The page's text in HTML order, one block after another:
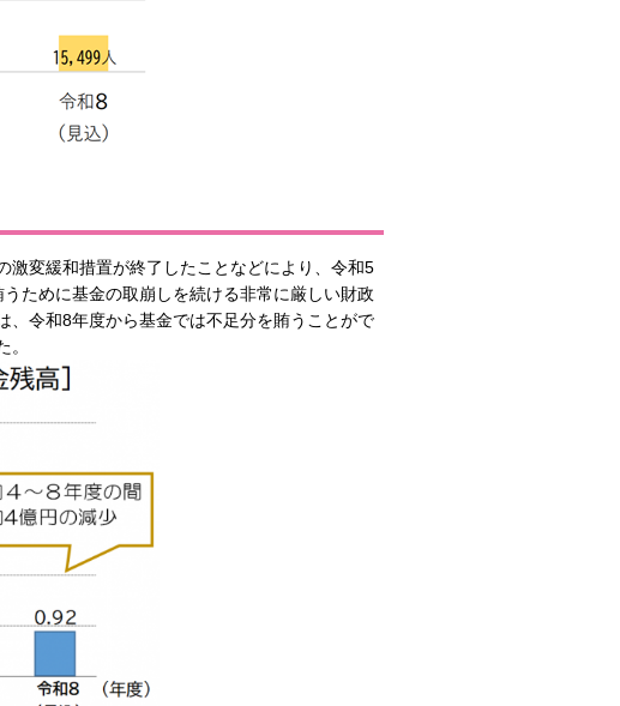
激変緩和措置が終了したことなどにより、令和5
ために基金の取崩しを続ける非常に厳しい財政
、令和8年度から基金では不足分を賄うことがで